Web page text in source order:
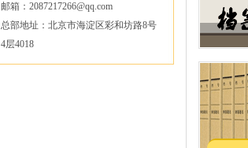
邮箱：2087217266@qq.com
总部地址：北京市海淀区彩和坊路8号
4层4018